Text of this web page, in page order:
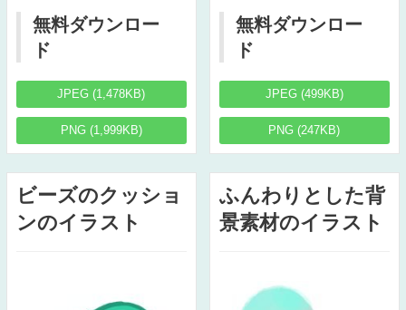
無料ダウンロー
ド
JPEG (1,478KB)
PNG (1,999KB)
無料ダウンロー
ド
JPEG (499KB)
PNG (247KB)
ビーズのクッショ
ンのイラスト
ふんわりとした背
景素材のイラスト